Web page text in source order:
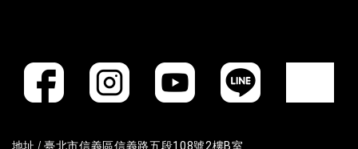
地址 / 臺北市信義區信義路五段108號2樓B室